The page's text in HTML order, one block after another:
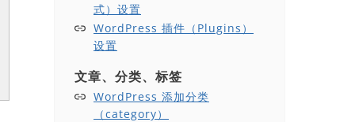
式）设置
WordPress 插件（Plugins）
设置
文章、分类、标签
WordPress 添加分类
（category）